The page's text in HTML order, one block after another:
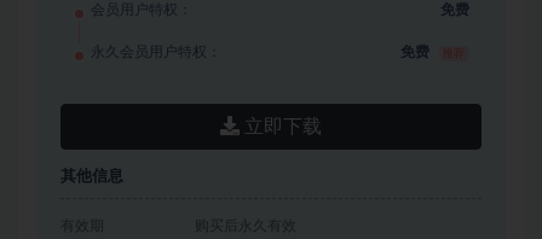
会员用户特权： 免费
永久会员用户特权： 免费
立即下载
其他信息
有效期 购买后永久有效